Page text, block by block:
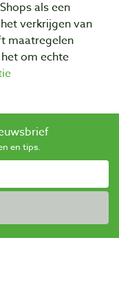
als een
verkrijgen van
maatregelen
om echte
en tips.